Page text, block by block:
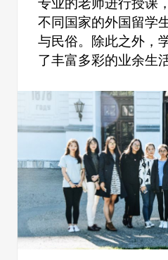
不同国家的外国留学
与民俗。除此之外，
了丰富多彩的业余生活